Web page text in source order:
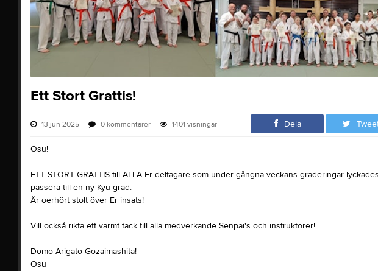
Ett Stort Grattis!
13 jun 2025 0 kommentarer 1401 visningar Dela
Osu!
ETT STORT GRATTIS till ALLA Er deltagare som under gångna veckans graderingar lyckades
passera till en ny Kyu-grad.
Är oerhört stolt över Er insats!
Vill också rikta ett varmt tack till alla medverkande Senpai's och instruktörer!
Domo Arigato Gozaimashita!
Osu